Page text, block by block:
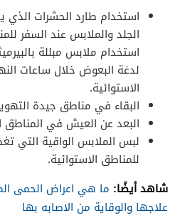
الجلد والملابس عند السفر
استخدام ملابس مبللة
لدغة البعوض خلال ساعات
الاستوائية.
البقاء في مناطق جيدة
البعد عن العيش في المناطق
لبس الملابس الواقية التي
للمناطق الاستوائية.
شاهد أيضًا: ما هي اعراض الحمى
علاجها والوقاية من الاصابه بها